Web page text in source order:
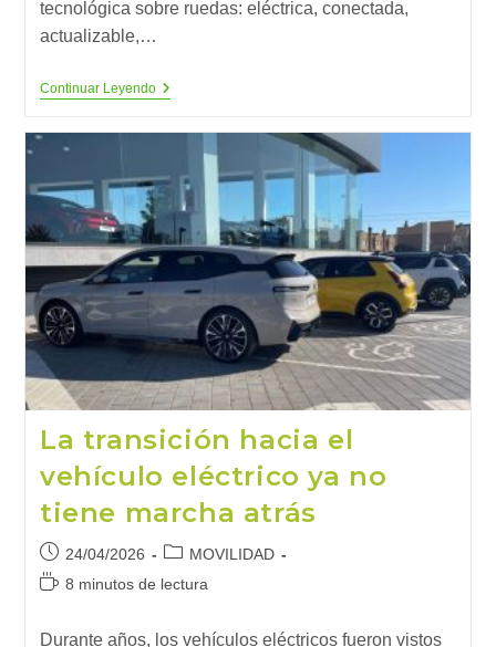
tecnológica sobre ruedas: eléctrica, conectada,
actualizable,…
Continuar LeyendoLas
Reinventando
El
Automóvil
La transición hacia el
vehículo eléctrico ya no
tiene marcha atrás
Publicación
de
24/04/2026
Categoría
de
MOVILIDAD
Tiempo8 minutos de lectura
Durante años, los vehículos eléctricos fueron vistos